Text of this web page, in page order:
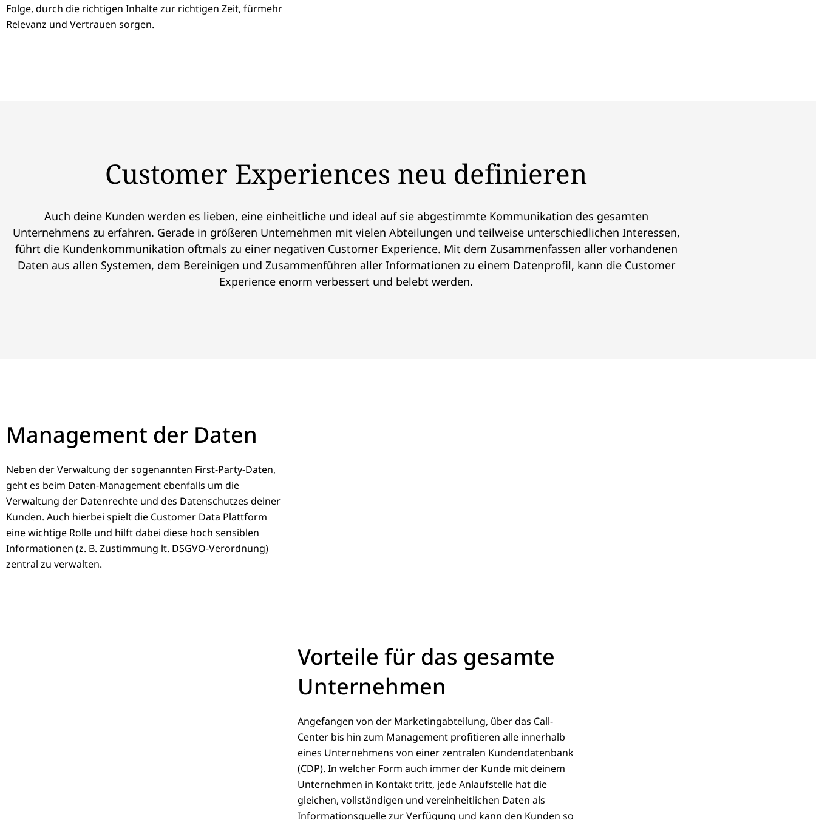
Folge, durch die richtigen Inhalte zur richtigen Zeit, fürmehr
Relevanz und Vertrauen sorgen.
Customer Experiences neu definieren
Auch deine Kunden werden es lieben, eine einheitliche und ideal auf sie abgestimmte Kommunikation des gesamten
Unternehmens zu erfahren. Gerade in größeren Unternehmen mit vielen Abteilungen und teilweise unterschiedlichen Interessen,
führt die Kundenkommunikation oftmals zu einer negativen Customer Experience. Mit dem Zusammenfassen aller vorhandenen
Daten aus allen Systemen, dem Bereinigen und Zusammenführen aller Informationen zu einem Datenprofil, kann die Customer
Experience enorm verbessert und belebt werden.
Management der Daten
Neben der Verwaltung der sogenannten First-Party-Daten,
geht es beim Daten-Management ebenfalls um die
Verwaltung der Datenrechte und des Datenschutzes deiner
Kunden. Auch hierbei spielt die Customer Data Plattform
eine wichtige Rolle und hilft dabei diese hoch sensiblen
Informationen (z. B. Zustimmung lt. DSGVO-Verordnung)
zentral zu verwalten.
Vorteile für das gesamte
Unternehmen
Angefangen von der Marketingabteilung, über das Call-
Center bis hin zum Management profitieren alle innerhalb
eines Unternehmens von einer zentralen Kundendatenbank
(CDP). In welcher Form auch immer der Kunde mit deinem
Unternehmen in Kontakt tritt, jede Anlaufstelle hat die
gleichen, vollständigen und vereinheitlichen Daten als
Informationsquelle zur Verfügung und kann den Kunden so